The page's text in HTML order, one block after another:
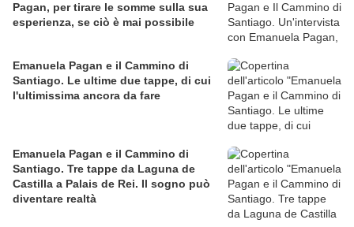
Pagan, per tirare le somme sulla sua
esperienza, se ciò è mai possibile
Emanuela Pagan e il Cammino di
Santiago. Le ultime due tappe, di cui
l'ultimissima ancora da fare
Emanuela Pagan e il Cammino di
Santiago. Tre tappe da Laguna de
Castilla a Palais de Rei. Il sogno può
diventare realtà